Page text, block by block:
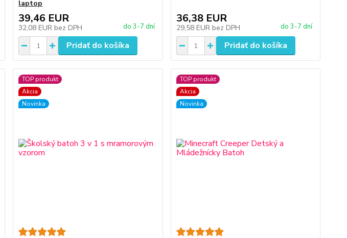
laptop
39,46 EUR
32,08 EUR bez DPH do 3-7 dní
Pridať do košíka
36,38 EUR
29,58 EUR bez DPH do 3-7 dní
Pridať do košíka
TOP produkt
Akcia
Novinka
TOP produkt
Akcia
Novinka